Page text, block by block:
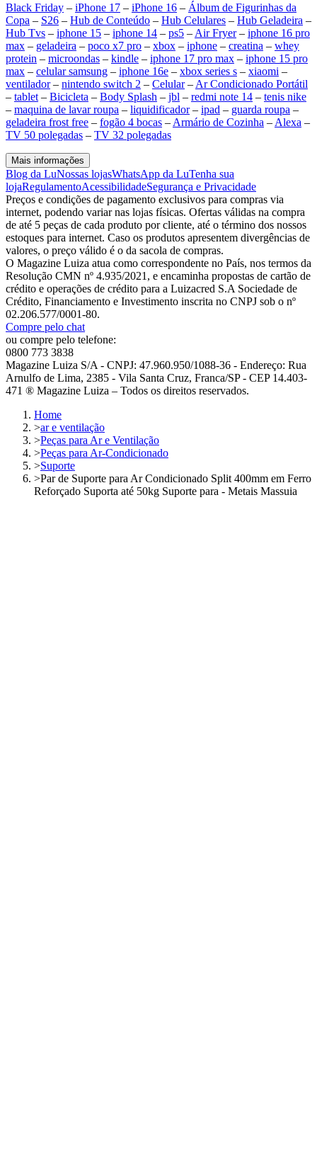
Black Friday – iPhone 17 – iPhone 16 – Álbum de Figurinhas da
Copa – S26 – Hub de Conteúdo – Hub Celulares – Hub Geladeira –
Hub Tvs – iphone 15 – iphone 14 – ps5 – Air Fryer– iphone 16 pro
max – geladeira – poco x7 pro – xbox – iphone – creatina – whey
protein – microondas – kindle – iphone 17 pro max – iphone 15 pro
max – celular samsung – iphone 16e – xbox series s – xiaomi –
ventilador– nintendo switch 2 – Celular– Ar Condicionado Portátil
– tablet – Bicicleta – Body Splash – jbl – redmi note 14 – tenis nike
– maquina de lavar roupa – liquidificador– ipad – guarda roupa –
geladeira frost free – fogão 4 bocas – Armário de Cozinha – Alexa –
TV 50 polegadas – TV 32 polegadas
Mais informações
Blog da LuNossas lojasWhatsApp da LuTenha sua
lojaRegulamentoAcessibilidadeSegurança e Privacidade
Preços e condições de pagamento exclusivos para compras via
internet, podendo variar nas lojas físicas. Ofertas válidas na compra
de até 5 peças de cada produto por cliente, até o término dos nossos
estoques para internet. Caso os produtos apresentem divergências de
valores, o preço válido é o da sacola de compras.
O Magazine Luiza atua como correspondente no País, nos termos da
Resolução CMN nº 4.935/2021, e encaminha propostas de cartão de
crédito e operações de crédito para a Luizacred S.A Sociedade de
Crédito, Financiamento e Investimento inscrita no CNPJ sob o nº
02.206.577/0001-80.
Compre pelo chat
ou compre pelo telefone:
0800 773 3838
Magazine Luiza S/A - CNPJ: 47.960.950/1088-36 - Endereço: Rua
Arnulfo de Lima, 2385 - Vila Santa Cruz, Franca/SP - CEP 14.403-
471 ® Magazine Luiza – Todos os direitos reservados.
Home
>ar e ventilação
>Peças para Ar e Ventilação
>Peças para Ar-Condicionado
>Suporte
>Par de Suporte para Ar Condicionado Split 400mm em Ferro
Reforçado Suporta até 50kg Suporte para - Metais Massuia